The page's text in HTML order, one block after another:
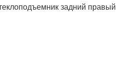
задний правый